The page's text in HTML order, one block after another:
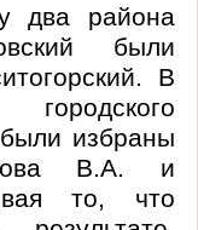
района
были
В
городского
избраны
В.А. и
то, что